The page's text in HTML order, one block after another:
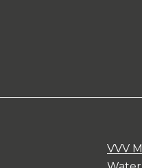
VVV